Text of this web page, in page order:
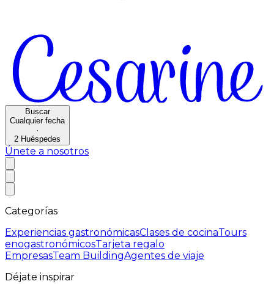
Buscar
Cualquier fecha
·
2 Huéspedes
Únete a nosotros
Categorías
Experiencias gastronómicasClases de cocinaTours
enogastronómicosTarjeta regalo
EmpresasTeam BuildingAgentes de viaje
Déjate inspirar